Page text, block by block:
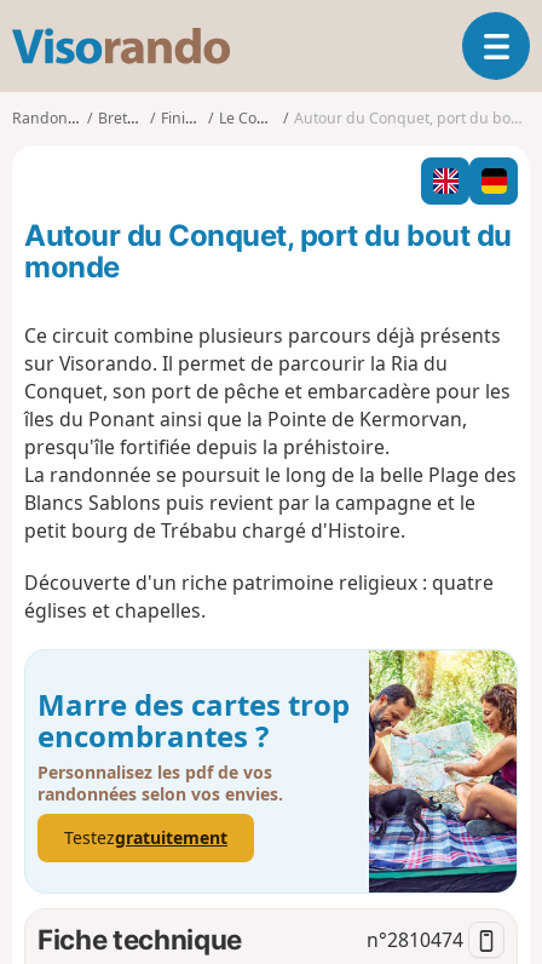
s
o
o
O
u
i
r
l
a
i
a
n
Randonnées Bretagne Finistère Le Conquet Autour du Conquet, port du bout du monde
Autour du Conquet, port du bout du
monde
Ce circuit combine plusieurs parcours déjà présents
sur Visorando. Il permet de parcourir la Ria du
Conquet, son port de pêche et embarcadère pour les
îles du Ponant ainsi que la Pointe de Kermorvan,
presqu'île fortifiée depuis la préhistoire.
La randonnée se poursuit le long de la belle Plage des
Blancs Sablons puis revient par la campagne et le
petit bourg de Trébabu chargé d'Histoire.
Découverte d'un riche patrimoine religieux : quatre
églises et chapelles.
Marre des cartes trop
encombrantes ?
Personnalisez les pdf de vos
randonnées selon vos envies.
Testezgratuitement
Fiche technique n°2810474